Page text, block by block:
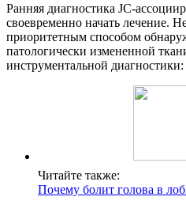
Ранняя диагностика JС-
своевременно начать лечение.
приоритетным способом
патологически измененной
инструментальной диагностики:
Читайте также:
Почему болит голова в